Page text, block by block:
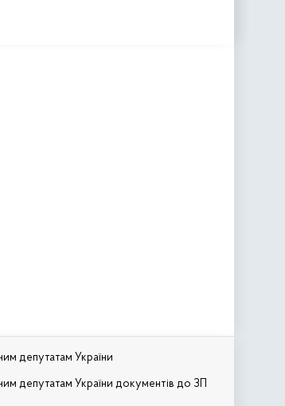
депутатам України
депутатам України документів до ЗП